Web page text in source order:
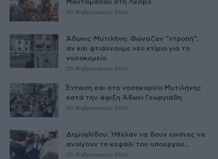
Μανταμάδου στη Λέσβο
20 Φεβρουαρίου 2026
Άδωνις-Μυτιλήνη: Φώναζαν “ντροπή”,
αν και φτιάχνουμε νέο κτίριο για το
νοσοκομείο
20 Φεβρουαρίου 2026
Ένταση και στο νοσοκομείο Μυτιλήνης
κατά την άφιξη Άδωνι Γεωργιάδη
20 Φεβρουαρίου 2026
Δημογλίδου: Ήθελαν να δουν εικόνες να
ανοίγουν το κεφάλι του υπουργού...
20 Φεβρουαρίου 2026